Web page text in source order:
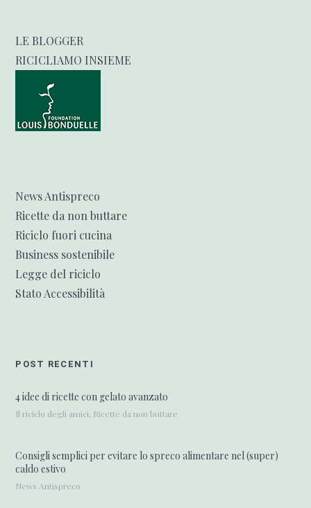
LE BLOGGER
RICICLIAMO INSIEME
News Antispreco
Ricette da non buttare
Riciclo fuori cucina
Business sostenibile
Legge del riciclo
Stato Accessibilità
POST RECENTI
4 idee di ricette con gelato avanzato
Il riciclo degli amici, Ricette da non buttare
Consigli semplici per evitare lo spreco alimentare nel (super)
caldo estivo
News Antispreco